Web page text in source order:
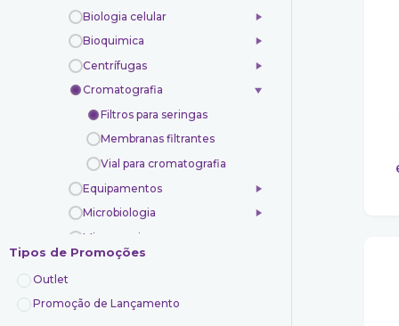
Biologia celular
Bioquimica
Centrífugas
Cromatografia
Filtros para seringas
Membranas filtrantes
Vial para cromatografia
Equipamentos
Microbiologia
Microscopia
Pipetas e dosadores
Uso geral
Tipos de Promoções
Outlet
Promoção de Lançamento